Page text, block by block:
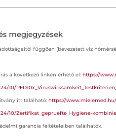
megjegyzések
függően (bevezetett víz
a következő linken érhető el: https://
10/
itt található: https://
10/Zertifikat_gepruefte_Hygiene-
garancia feltételeiben találhatók.